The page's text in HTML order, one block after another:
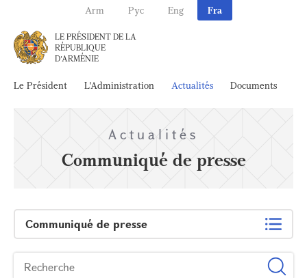
Arm Рус Eng Fra
LE PRÉSIDENT DE LA
RÉPUBLIQUE
D'ARMÉNIE
Le Président L'Administration Actualités Documents
Actualités
Communiqué de presse
Communiqué de presse